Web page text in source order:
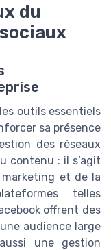
du
outils essentiels
sa présence
des réseaux
contenu : il s’agit
et de la
telles
offrent des
audience large
une gestion